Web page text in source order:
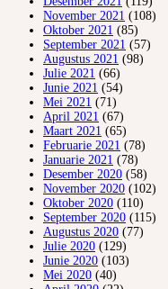
November 2021 (108)
Oktober 2021 (85)
September 2021 (57)
Augustus 2021 (98)
Julie 2021 (66)
Junie 2021 (54)
Mei 2021 (71)
April 2021 (67)
Maart 2021 (65)
Februarie 2021 (78)
Januarie 2021 (78)
Desember 2020 (58)
November 2020 (102)
Oktober 2020 (110)
September 2020 (115)
Augustus 2020 (77)
Julie 2020 (129)
Junie 2020 (103)
Mei 2020 (40)